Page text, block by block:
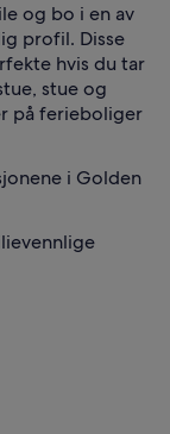
og bo i en av
profil. Disse
hvis du tar
stue og
på ferieboliger
i Golden